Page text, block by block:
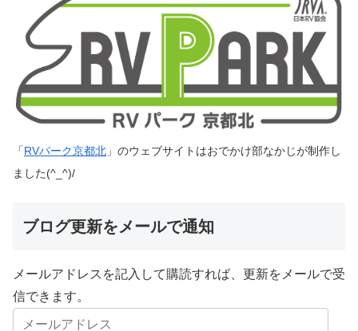
「RVパーク京都北 」のウェブサイトはおでかけ部なかじが制作し
ました(^_^)/
ブログ更新をメールで通知
メールアドレスを記入して購読すれば、更新をメールで受
信できます。